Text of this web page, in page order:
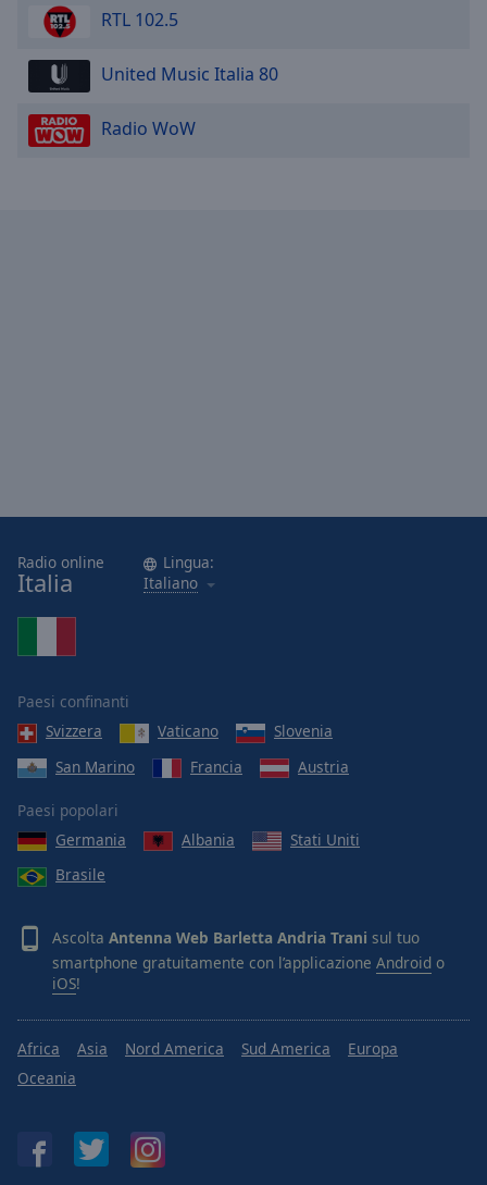
RTL 102.5
United Music Italia 80
Radio WoW
Radio online
Italia
Lingua:
Italiano
Paesi confinanti
Svizzera
Vaticano
Slovenia
San Marino
Francia Austria
Paesi popolari
Germania
Albania
Stati Uniti
Brasile
Ascolta Antenna Web Barletta Andria Trani sul tuo
smartphone gratuitamente con l’applicazione Android o
iOS!
Africa Asia Nord America Sud America
Europa
Oceania